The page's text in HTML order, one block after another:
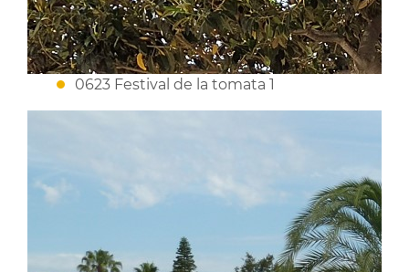
0623 Festival de la tomata 1